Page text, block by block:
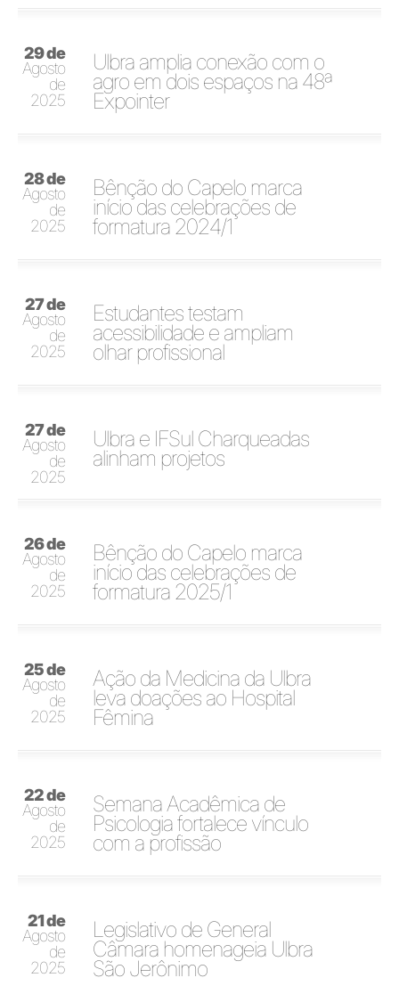
29 de
Agosto
de
2025
Ulbra amplia conexão com o
agro em dois espaços na 48ª
Expointer
28 de
Agosto
de
2025
Bênção do Capelo marca
início das celebrações de
formatura 2024/1
27 de
Agosto
de
2025
Estudantes testam
acessibilidade e ampliam
olhar profissional
27 de
Agosto
de
2025
Ulbra e IFSul Charqueadas
alinham projetos
26 de
Agosto
de
2025
Bênção do Capelo marca
início das celebrações de
formatura 2025/1
25 de
Agosto
de
2025
Ação da Medicina da Ulbra
leva doações ao Hospital
Fêmina
22 de
Agosto
de
2025
Semana Acadêmica de
Psicologia fortalece vínculo
com a profissão
21 de
Agosto
de
2025
Legislativo de General
Câmara homenageia Ulbra
São Jerônimo